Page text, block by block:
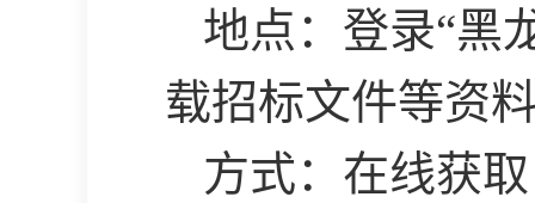
地点：登录“黑
载招标文件等资
方式：在线获取